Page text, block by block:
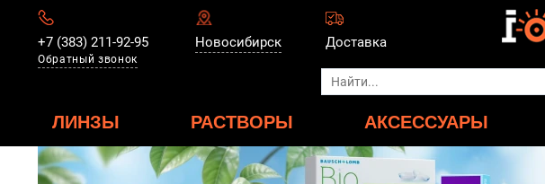
+7 (383) 211-92-95
Обратный звонок
Новосибирск Доставка
ЛИНЗЫ РАСТВОРЫ АКСЕССУАРЫ